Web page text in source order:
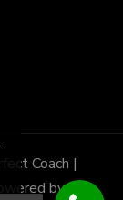
Coach |
by